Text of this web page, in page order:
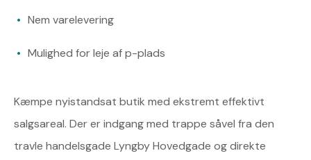
Nem varelevering
Mulighed for leje af p-plads
Kæmpe nyistandsat butik med ekstremt effektivt
salgsareal. Der er indgang med trappe såvel fra den
travle handelsgade Lyngby Hovedgade og direkte